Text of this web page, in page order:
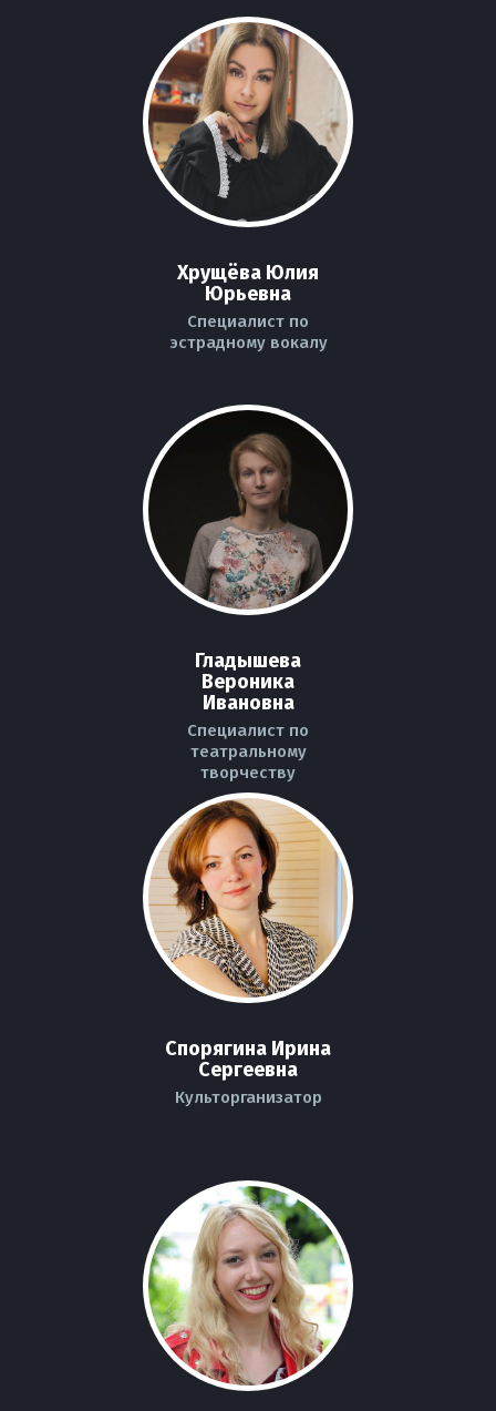
Хрущёва Юлия
Юрьевна
Специалист по
эстрадному вокалу
Гладышева
Вероника
Ивановна
Специалист по
театральному
творчеству
Спорягина Ирина
Сергеевна
Культорганизатор